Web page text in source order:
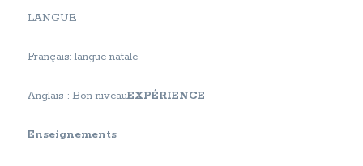
LANGUE
Français: langue natale
Anglais : Bon niveauEXPÉRIENCE
Enseignements